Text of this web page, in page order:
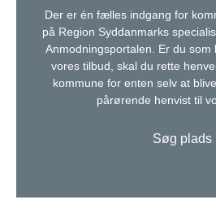
Der er én fælles indgang for
på Region Syddanmarks
Anmodningsportalen. Er du
vores tilbud, skal du rette
kommune for enten selv at
pårørende henvist til
Søg plads